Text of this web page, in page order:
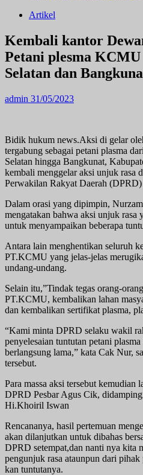
Artikel
Kembali kantor
Petani plesma
Selatan dan
admin 31/05/2023
Bidik hukum news.Aksi di gelar
tergabung sebagai petani plasma
Selatan hingga Bangkunat,
kembali menggelar aksi unjuk rasa
Perwakilan Rakyat Daerah
Dalam orasi yang dipimpin,
mengatakan bahwa aksi unjuk
untuk menyampaikan beberapa
Antara lain menghentikan seluruh
PT.KCMU yang jelas-jelas
undang-undang.
Selain itu,”Tindak tegas orang-
PT.KCMU, kembalikan lahan
dan kembalikan sertifikat plasma,
“Kami minta DPRD selaku wakil
penyelesaian tuntutan petani
berlangsung lama,” kata Cak Nur,
tersebut.
Para massa aksi tersebut kemudian
DPRD Pesbar Agus Cik,
Hi.Khoiril Iswan
Rencananya, hasil pertemuan
akan dilanjutkan untuk dibahas
DPRD setempat,dan nanti nya kita
pengunjuk rasa ataunpun dari
kan tuntutanya.